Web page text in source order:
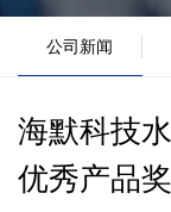
公司新闻
海默科技
优秀产品奖